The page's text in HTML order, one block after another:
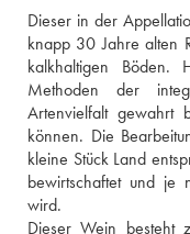
Dieser in der
knapp 30 Jahre alten
kalkhaltigen
Methoden der
Artenvielfalt gewahrt
können. Die
kleine Stück Land
bewirtschaftet und je
wird.
Dieser Wein